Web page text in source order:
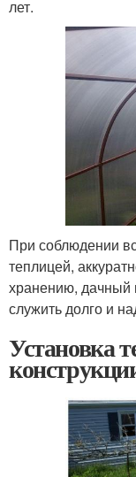
лет.
При соблюдении
теплицей,
хранению, дачный
служить долго и
Установка